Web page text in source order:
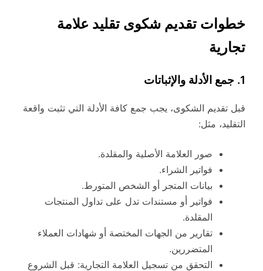
خطوات تقديم شكوى تقليد علامة
تجارية
1. جمع الأدلة والإثباتات
قبل تقديم الشكوى، يجب جمع كافة الأدلة التي تثبت واقعة
التقليد، مثل:
صور العلامة الأصلية والمقلدة.
فواتير الشراء.
بيانات المتجر أو الشخص المتورط.
فواتير أو مستندات تدل على تداول المنتجات
المقلدة.
تقارير من الجهات المختصة أو شهادات العملاء
المتضررين.
التحقق من تسجيل العلامة التجارية: قبل الشروع